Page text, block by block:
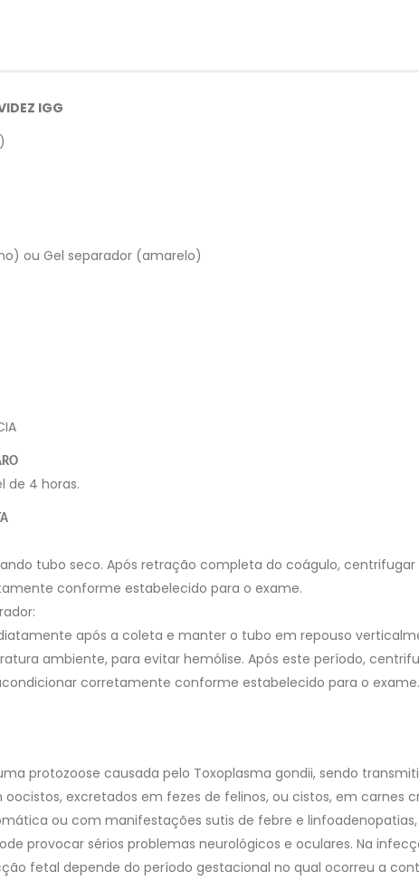
IGG
ou Gel separador (amarelo)
de 4 horas.
tubo seco. Após retração completa do coágulo,
conforme estabelecido para o exame.
após a coleta e manter o tubo em repouso
ambiente, para evitar hemólise. Após este período,
corretamente conforme estabelecido para o exame.
protozoose causada pelo Toxoplasma gondii, sendo
excretados em fezes de felinos, ou cistos, em carnes
ou com manifestações sutis de febre e
provocar sérios problemas neurológicos e oculares. Na
fetal depende do período gestacional no qual ocorreu a